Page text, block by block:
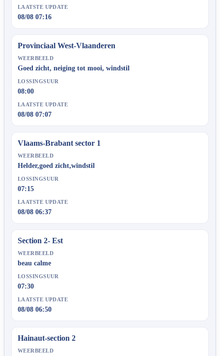
LAATSTE UPDATE
08/08 07:16
Provinciaal West-Vlaanderen
WEERBEELD
Goed zicht, neiging tot mooi, windstil
LOSSINGSUUR
08:00
LAATSTE UPDATE
08/08 07:07
Vlaams-Brabant sector 1
WEERBEELD
Helder,goed zicht,windstil
LOSSINGSUUR
07:15
LAATSTE UPDATE
08/08 06:37
Section 2- Est
WEERBEELD
beau calme
LOSSINGSUUR
07:30
LAATSTE UPDATE
08/08 06:50
Hainaut-section 2
WEERBEELD